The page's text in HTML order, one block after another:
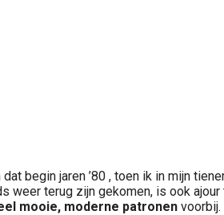
dat begin jaren ’80 , toen ik in mijn
terug zijn gekomen, is ook ajour
mooie, moderne patronen